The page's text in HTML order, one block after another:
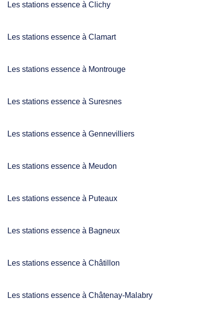
Les stations essence à Clichy
Les stations essence à Clamart
Les stations essence à Montrouge
Les stations essence à Suresnes
Les stations essence à Gennevilliers
Les stations essence à Meudon
Les stations essence à Puteaux
Les stations essence à Bagneux
Les stations essence à Châtillon
Les stations essence à Châtenay-Malabry